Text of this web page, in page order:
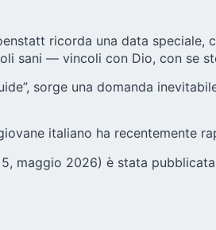
ricorda una data speciale,
sani — vincoli con Dio, con se
sorge una domanda
italiano ha recentemente
5, maggio 2026) è stata